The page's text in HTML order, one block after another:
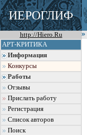
ИЕРОГЛИФ
http://Hiero.Ru
АРТ-КРИТИКА
Информация
Конкурсы
Работы
Отзывы
Прислать работу
Регистрация
Список авторов
Поиск